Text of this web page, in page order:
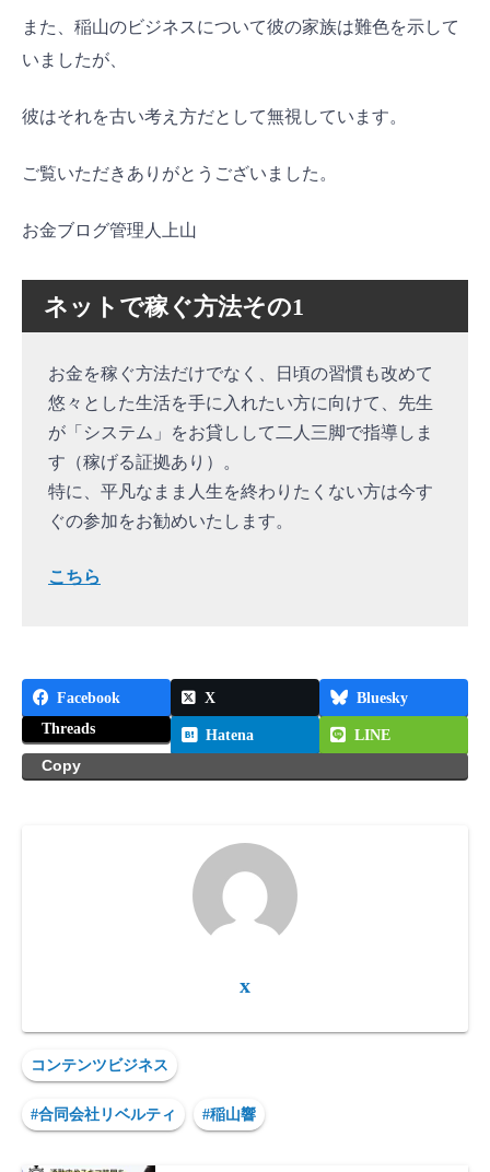
また、稲山のビジネスについて彼の家族は難色を示して
いましたが、
彼はそれを古い考え方だとして無視しています。
ご覧いただきありがとうございました。
お金ブログ管理人上山
ネットで稼ぐ方法その1
お金を稼ぐ方法だけでなく、日頃の習慣も改めて
悠々とした生活を手に入れたい方に向けて、先生
が「システム」をお貸しして二人三脚で指導しま
す（稼げる証拠あり）。
特に、平凡なまま人生を終わりたくない方は今す
ぐの参加をお勧めいたします。
こちら
Facebook X
Bluesky
Threads
Hatena
LINE
Copy
x
コンテンツビジネス
#合同会社リベルティ #稲山響